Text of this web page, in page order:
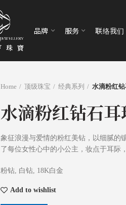
品牌 服务 联络我们
Home 顶级珠宝 经典系列 水滴粉红
水滴粉红钻石耳
象征浪漫与爱情的粉红美钻，以细腻的
了每位女性心中的小公主，妆点于耳际
粉钻, 白钻, 18K白金
Add to wishlist